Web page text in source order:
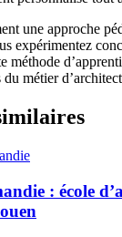
une approche
expérimentez
méthode
métier
: école